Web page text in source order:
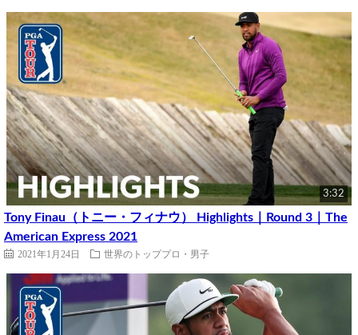
3:32
Tony Finau（トニー・フィナウ） Highlights｜Round 3｜The
American Express 2021
2021年1月24日 世界のトッププロ・男子